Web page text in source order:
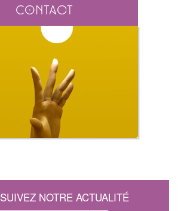
Contact
SUIVEZ NOTRE ACTUALITÉ